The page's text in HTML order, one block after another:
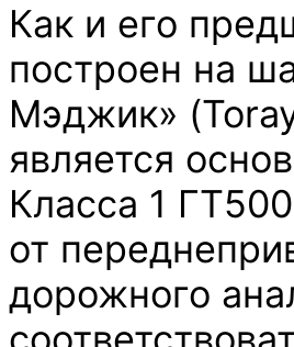
Как и его
построен на
Мэджик»
является
Класса 1
от
дорожного